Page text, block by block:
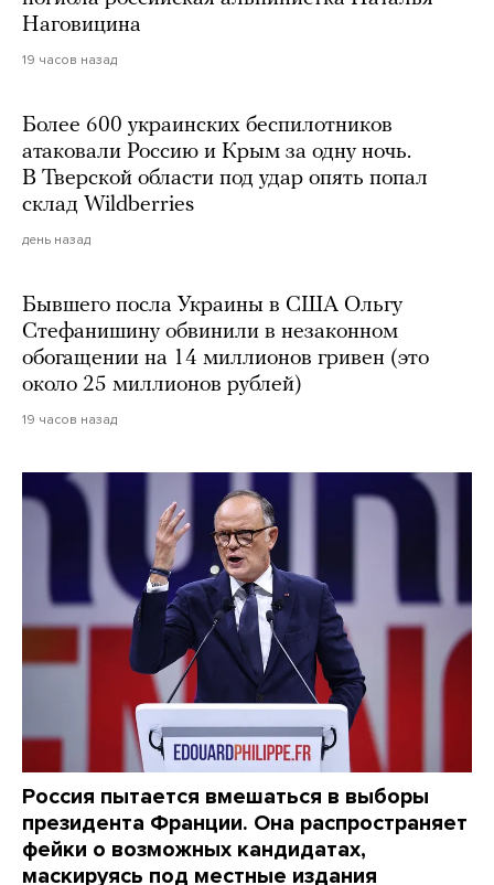
Наговицина
19 часов назад
Более 600 украинских беспилотников
атаковали Россию и Крым за одну ночь.
В Тверской области под удар опять попал
склад Wildberries
день назад
Бывшего посла Украины в США Ольгу
Стефанишину обвинили в незаконном
обогащении на 14 миллионов гривен (это
около 25 миллионов рублей)
19 часов назад
Россия пытается вмешаться в выборы
президента Франции. Она распространяет
фейки о возможных кандидатах,
маскируясь под местные издания